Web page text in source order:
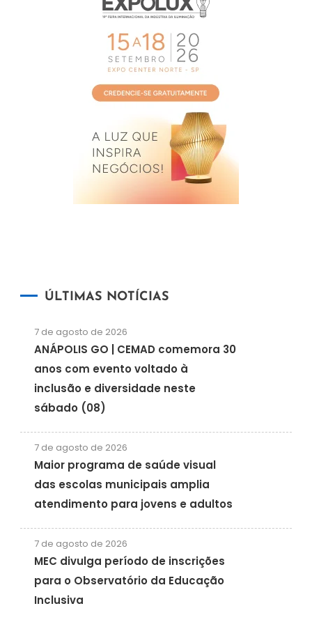
ÚLTIMAS NOTÍCIAS
7 de agosto de 2026
ANÁPOLIS GO | CEMAD comemora 30
anos com evento voltado à
inclusão e diversidade neste
sábado (08)
7 de agosto de 2026
Maior programa de saúde visual
das escolas municipais amplia
atendimento para jovens e adultos
7 de agosto de 2026
MEC divulga período de inscrições
para o Observatório da Educação
Inclusiva